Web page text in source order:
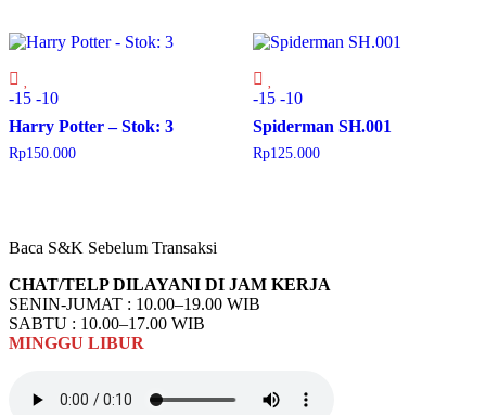
-15 -10
Harry Potter – Stok: 3
Rp150.000
-15 -10
Spiderman SH.001
Rp125.000
Baca S&K Sebelum Transaksi
CHAT/TELP DILAYANI DI JAM KERJA
SENIN-JUMAT : 10.00–19.00 WIB
SABTU : 10.00–17.00 WIB
MINGGU LIBUR